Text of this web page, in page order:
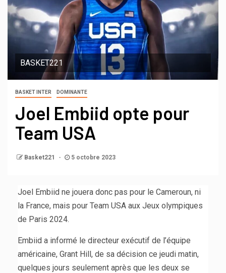
BASKET221
BASKET INTER DOMINANTE
Joel Embiid opte pour
Team USA
Basket221 5 octobre 2023
Joel Embiid ne jouera donc pas pour le Cameroun, ni
la France, mais pour Team USA aux Jeux olympiques
de Paris 2024.
Embiid a informé le directeur exécutif de l’équipe
américaine, Grant Hill, de sa décision ce jeudi matin,
quelques jours seulement après que les deux se